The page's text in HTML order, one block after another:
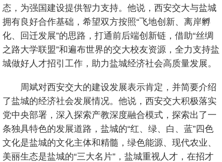
态，为强国建设提供智力支持。他说，西安交大与盐城
拥有良好合作基础，希望双方按照“飞地创新、离岸孵
化、回迁发展”的思路，打通前后端创新链，借助“丝绸
之路大学联盟”和遍布世界的交大校友资源，全力支持盐
城做好人才招引工作，助力盐城经济社会高质量发展。
周斌对西安交大的建设发展表示肯定，并简要介绍
了盐城的经济社会发展情况。他说，西安交大积极落实
党中央部署，深入探索产教深度融合模式，探索出了一
条独具特色的发展道路，盐城的“红、绿、白、蓝”四色
文化是盐城的文化主体和精髓，绿色能源、现代农业、
美丽生态是盐城的“三大名片”，盐城重视人才，在招才